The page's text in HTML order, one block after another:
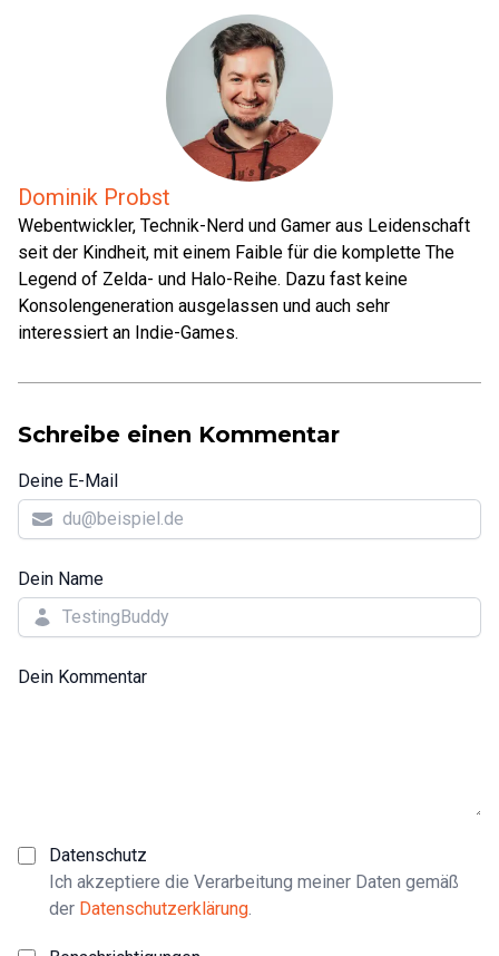
Dominik Probst
Webentwickler, Technik-Nerd und Gamer aus Leidenschaft
seit der Kindheit, mit einem Faible für die komplette The
Legend of Zelda- und Halo-Reihe. Dazu fast keine
Konsolengeneration ausgelassen und auch sehr
interessiert an Indie-Games.
Schreibe einen Kommentar
Deine E-Mail
Dein Name
Dein Kommentar
Datenschutz
Ich akzeptiere die Verarbeitung meiner Daten gemäß
der Datenschutzerklärung.